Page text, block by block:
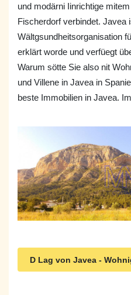
und modärni Iinrichtige
Fischerdorf verbindet. Javea
Wältgsundheitsorganisation
erklärt worde und verfüegt
Warum sötte Sie also nit
und Villene in Javea in
beste Immobilien in Javea.
D Lag von Javea -